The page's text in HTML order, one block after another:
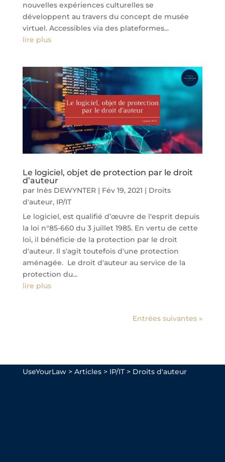
nouvelles expériences culturelles se
développent au travers du concept de musée
virtuel. Accessibles via des plateformes...
lire plus
Le logiciel, objet de protection par le droit
d’auteur
par Inès DEWYNTER| Fév 19, 2021 | Droits
d'auteur, IP/IT
Le logiciel, est qualifié d’œuvre de l'esprit depuis
la loi n°85-660 du 3 juillet 1985. En vertu de cette
loi, il bénéficie de la protection par le droit
d'auteur. Il s'agit toutefois d'une protection
aménagée. Le droit d'auteur au service de la
protection du...
lire plus
Entrées suivantes »
UseYourLaw> Articles> IP/IT> Droits d'auteur